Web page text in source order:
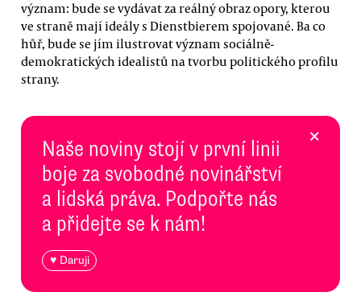
význam: bude se vydávat za reálný obraz opory, kterou
ve straně mají ideály s Dienstbierem spojované. Ba co
hůř, bude se jím ilustrovat význam sociálně-
demokratických idealistů na tvorbu politického profilu
strany.
Naše noviny stojí v první linii
boje za svobodné novinářství
a lidská práva. Podpořte nás
a přidejte se k nám!
♥ Daruji
×